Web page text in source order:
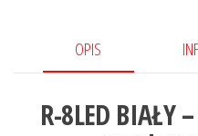
OPIS
R-8LED BIAŁY